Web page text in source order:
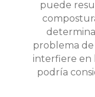
puede
problema
interfiere en
podría